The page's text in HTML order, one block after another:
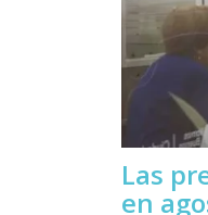
Las
en